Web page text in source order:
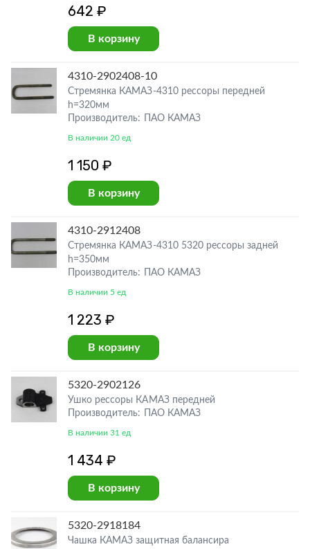
642 ₽
В корзину
4310-2902408-10
Стремянка КАМАЗ-4310 рессоры передней
h=320мм
Производитель: ПАО КАМАЗ
В наличии 20 ед
1 150 ₽
В корзину
4310-2912408
Стремянка КАМАЗ-4310 5320 рессоры задней
h=350мм
Производитель: ПАО КАМАЗ
В наличии 5 ед
1 223 ₽
В корзину
5320-2902126
Ушко рессоры КАМАЗ передней
Производитель: ПАО КАМАЗ
В наличии 31 ед
1 434 ₽
В корзину
5320-2918184
Чашка КАМАЗ защитная балансира